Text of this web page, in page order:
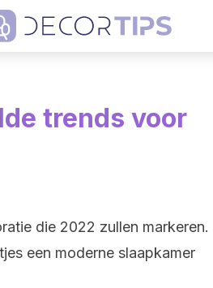
trends voor
die 2022 zullen markeren.
een moderne slaapkamer